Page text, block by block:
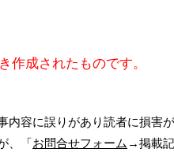
作成されたものです。
容に誤りがあり読者に損害
、「お問合せフォーム →掲載